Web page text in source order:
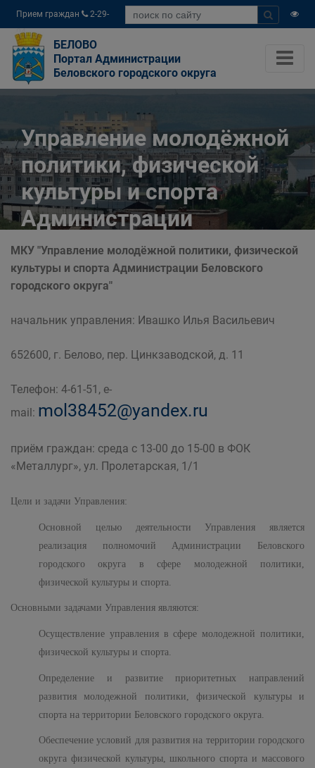
Прием граждан
2-29-
04
БЕЛОВО
Портал Администрации
Беловского городского округа
Управление молодёжной
политики, физической
культуры и спорта
Администрации
Беловского городского
округа
Муниципальные учреждения
физической культуры и спорта Администрации
МКУ "Управление молодёжной политики, физической
культуры и спорта Администрации Беловского
городского округа"
начальник управления: Ивашко Илья Васильевич
652600, г. Белово, пер. Цинкзаводской, д. 11
Телефон: 4-61-51, e-
mail: mol38452@yandex.ru
приём граждан: среда с 13-00 до 15-00 в ФОК
«Металлург», ул. Пролетарская, 1/1
Цели и задачи Управления:
Основной целью деятельности Управления является
реализация полномочий Администрации Беловского
городского округа в сфере молодежной политики,
физической культуры и спорта.
Основными задачами Управления являются:
Осуществление управления в сфере молодежной политики,
физической культуры и спорта.
Определение и развитие приоритетных направлений
развития молодежной политики, физической культуры и
спорта на территории Беловского городского округа.
Обеспечение условий для развития на территории городского
округа физической культуры, школьного спорта и массового